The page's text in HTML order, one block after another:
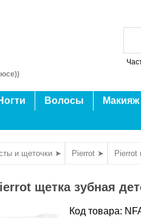
Волосы Макияж
и щеточки ➤ Pierrot ➤ Pierrot
щетка зубная
Код товара: